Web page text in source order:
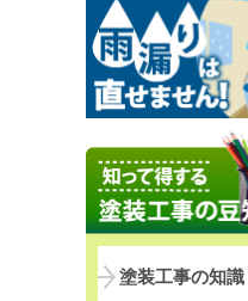
塗装工事の知識